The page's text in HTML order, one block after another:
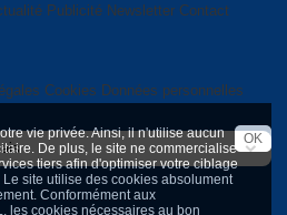
vie privée. Ainsi, il n'utilise aucun
De plus, le site ne commercialise
tiers afin d'optimiser votre ciblage
site utilise des cookies absolument
Conformément aux
les cookies nécessaires au bon
OK
Publicité Newsletter Contact
Cookies Données personnelles